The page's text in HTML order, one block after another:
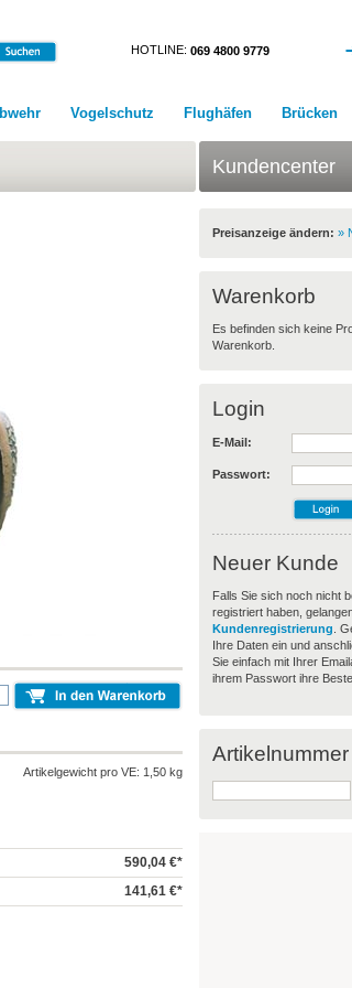
HOTLINE: 069 4800 9779
Vogelschutz Flughäfen Brücken
Artikelgewicht pro VE: 1,50 kg
590,04 €*
141,61 €*
Kundencenter
Preisanzeige ändern: »
Warenkorb
Es befinden sich keine
Warenkorb.
Login
E-Mail:
Passwort:
Neuer Kunde
Falls Sie sich noch nicht
registriert haben,
Kundenregistrierung .
Ihre Daten ein und
Sie einfach mit Ihrer
ihrem Passwort ihre
Artikelnummer